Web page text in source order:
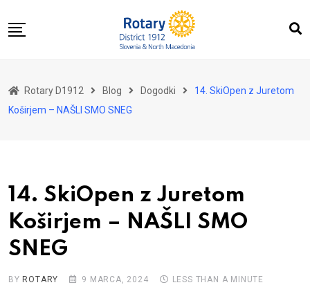
to
O nas
Kontakt
Rotary D1912 Blog Dogodki
14. SkiOpen z Juretom
Koširjem – NAŠLI SMO SNEG
14. SkiOpen z Juretom
Koširjem – NAŠLI SMO
SNEG
BY ROTARY 9 MARCA, 2024
LESS THAN A MINUTE